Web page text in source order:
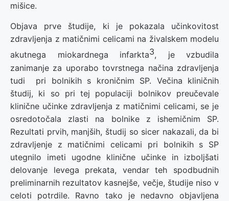
mišice.
Objava prve študije, ki je pokazala učinkovitost
zdravljenja z matičnimi celicami na živalskem modelu
akutnega miokardnega infarkta3, je vzbudila
zanimanje za uporabo tovrstnega načina zdravljenja
tudi pri bolnikih s kroničnim SP. Večina kliničnih
študij, ki so pri tej populaciji bolnikov preučevale
klinične učinke zdravljenja z matičnimi celicami, se je
osredotočala zlasti na bolnike z ishemičnim SP.
Rezultati prvih, manjših, študij so sicer nakazali, da bi
zdravljenje z matičnimi celicami pri bolnikih s SP
utegnilo imeti ugodne klinične učinke in izboljšati
delovanje levega prekata, vendar teh spodbudnih
preliminarnih rezultatov kasnejše, večje, študije niso v
celoti potrdile. Ravno tako je nedavno objavljena